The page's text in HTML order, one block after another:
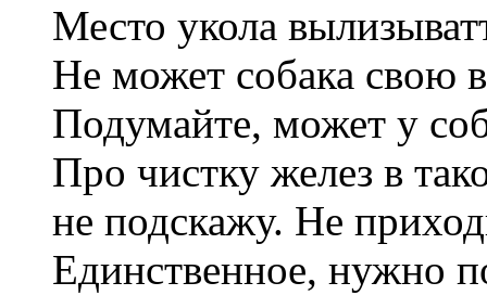
Место укола
Не может собака свою
Подумайте, может у
Про чистку желез в
не подскажу. Не
Единственное, нужно